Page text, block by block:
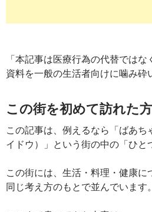
「本記事は医療行為の代替では
資料を一般の生活者向けに噛み砕
この街を初めて訪れた
この記事は、例えるなら「ばあち
イドウ）」という街の中の「ひと
この街には、生活・料理・健康に
同じ考え方のもとで並んでいます。